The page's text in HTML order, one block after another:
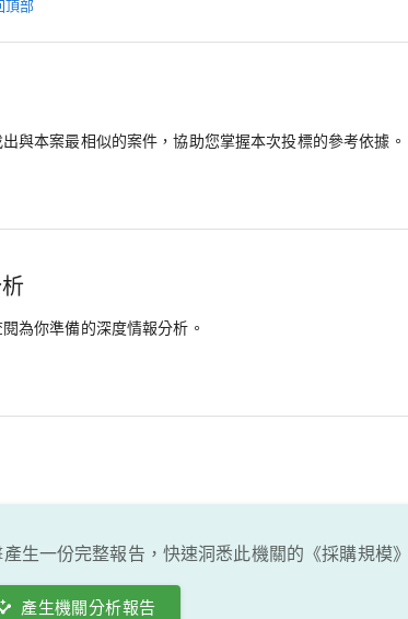
頂部
與本案最相似的案件，協助您掌握本次投標的參考依據。
為你準備的深度情報分析。
生一份完整報告，快速洞悉此機關的《採購規模
產生機關分析報告